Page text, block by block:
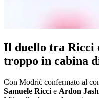
Il duello tra Ricci
troppo in cabina
Con Modrić confermato al
Samuele Ricci e Ardon